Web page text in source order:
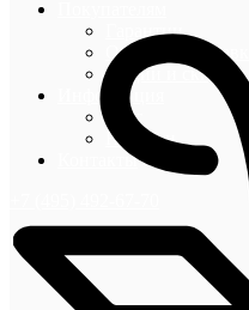
Гарантии
Оплата и доставка
Акции и скидки
Информация
Блог
Новости
Контакты